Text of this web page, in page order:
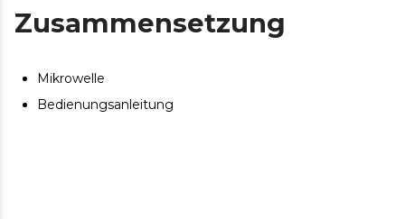
Zusammensetzung
Mikrowelle
Bedienungsanleitung